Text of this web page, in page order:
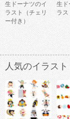
生ドーナツのイ
ラスト（チェリ
ー付き）
生ド
ラス
人気のイラスト